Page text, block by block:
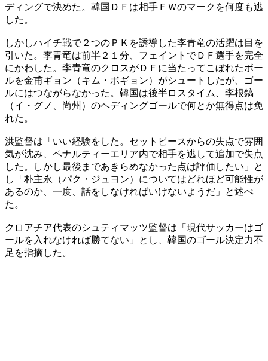
ディングで決めた。韓国ＤＦは相手ＦＷのマークを何度も逃
した。
しかしハイチ戦で２つのＰＫを誘導した李青竜の活躍は目を
引いた。李青竜は前半２１分、フェイントでＤＦ選手を完全
にかわした。李青竜のクロスがＤＦに当たってこぼれたボー
ルを金甫ギョン（キム・ボギョン）がシュートしたが、ゴー
ルにはつながらなかった。韓国は後半ロスタイム、李根鎬
（イ・グノ、尚州）のヘディングゴールで何とか無得点は免
れた。
洪監督は「いい経験をした。セットピースからの失点で雰囲
気が沈み、ペナルティーエリア内で相手を逃して追加で失点
した。しかし最後まであきらめなかった点は評価したい」と
し「朴主永（パク・ジュヨン）についてはどれほど可能性が
あるのか、一度、話をしなければいけないようだ」と述べ
た。
クロアチア代表のシュティマッツ監督は「現代サッカーはゴ
ールを入れなければ勝てない」とし、韓国のゴール決定力不
足を指摘した。